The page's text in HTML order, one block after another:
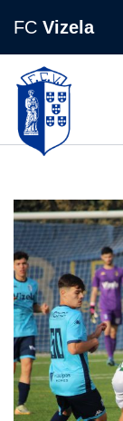
FC Vizela